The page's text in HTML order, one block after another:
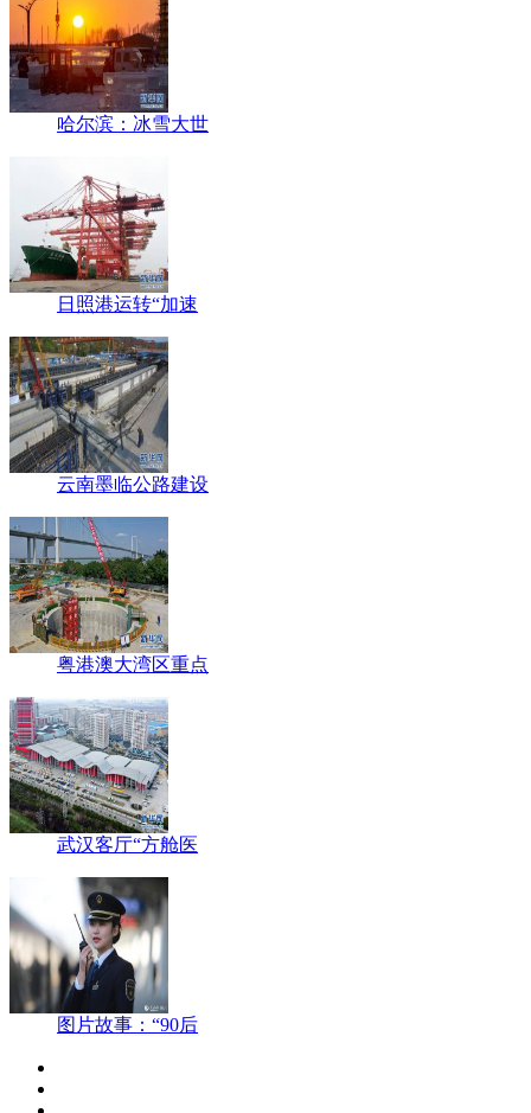
哈尔滨：冰雪大世
日照港运转“加速
云南墨临公路建设
粤港澳大湾区重点
武汉客厅“方舱医
图片故事：“90后